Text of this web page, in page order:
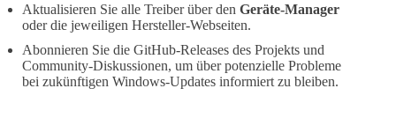
Aktualisieren Sie alle Treiber über den Geräte-Manager
oder die jeweiligen Hersteller-Webseiten.
Abonnieren Sie die GitHub-Releases des Projekts und
Community-Diskussionen, um über potenzielle Probleme
bei zukünftigen Windows-Updates informiert zu bleiben.